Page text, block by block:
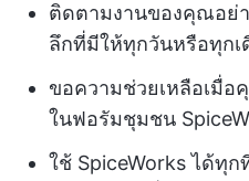
ติดตามงานของคุณอย่า
ลึกที่มีให้ทุกวันหรือทุกเ
ขอความช่วยเหลือเมื่
ในฟอรัมชุมชน
ใช้ SpiceWorks ได้ทุ